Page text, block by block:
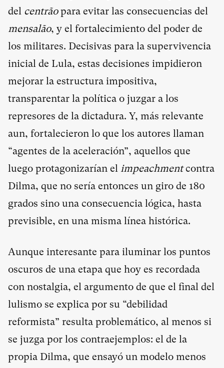
del centrãopara evitar las consecuencias del
mensalão, y el fortalecimiento del poder de
los militares. Decisivas para la supervivencia
inicial de Lula, estas decisiones impidieron
mejorar la estructura impositiva,
transparentar la política o juzgar a los
represores de la dictadura. Y, más relevante
aun, fortalecieron lo que los autores llaman
“agentes de la aceleración”, aquellos que
luego protagonizarían el impeachmentcontra
Dilma, que no sería entonces un giro de 180
grados sino una consecuencia lógica, hasta
previsible, en una misma línea histórica.
Aunque interesante para iluminar los puntos
oscuros de una etapa que hoy es recordada
con nostalgia, el argumento de que el final del
lulismo se explica por su “debilidad
reformista” resulta problemático, al menos si
se juzga por los contraejemplos: el de la
propia Dilma, que ensayó un modelo menos